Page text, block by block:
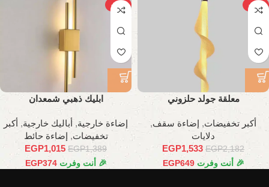
-30%
معلقة جولد حلزوني
أكبر تخفيضات, إضاءة سقف,
دلايات
EGP2,182
EGP1,533
🎉 أنت وفرت EGP649
-27%
ابليك ذهبي شمعدان
إضاءة خارجية, أباليك خارجية, أكبر
تخفيضات, إضاءة حائط
EGP1,389
EGP1,015
🎉 أنت وفرت EGP374